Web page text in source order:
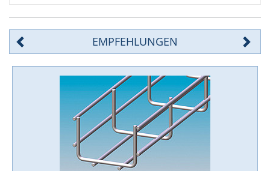
EMPFEHLUNGEN